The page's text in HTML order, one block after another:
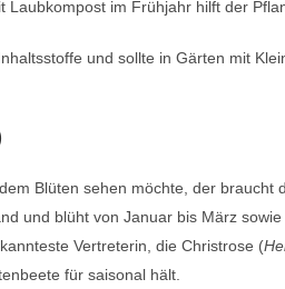
im Frühjahr hilft der
und sollte in Gärten mit
Blüten sehen möchte, der braucht
und blüht von Januar bis März
Vertreterin, die Christrose (
für saisonal hält.